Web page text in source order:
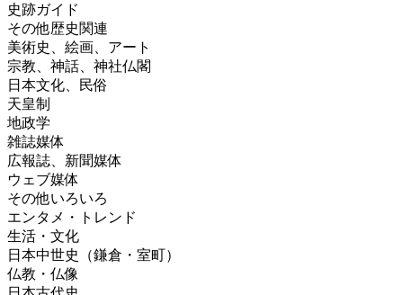
史跡ガイド
その他歴史関連
美術史、絵画、アート
宗教、神話、神社仏閣
日本文化、民俗
天皇制
地政学
雑誌媒体
広報誌、新聞媒体
ウェブ媒体
その他いろいろ
エンタメ・トレンド
生活・文化
日本中世史（鎌倉・室町）
仏教・仏像